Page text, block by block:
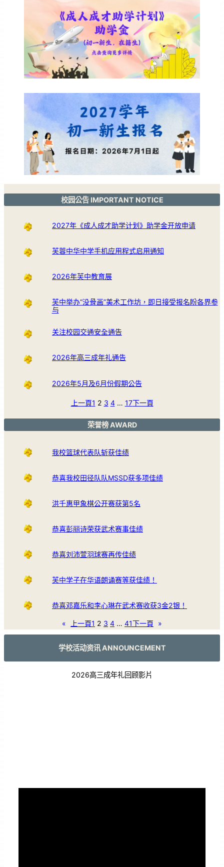
校园公告 IMPORTANT NOTICE
2027年《成人成才助学计划》助学金开放申请
芙蓉中华中学手机应用程式启用通知
2026年芙中教育展
芙中举办“没骨画”美术工作坊，即日接受报名盼各界参
与
关注校园交通安全通告
2026年高三成年礼通告
2026年5月及6月份假期公告
上一頁1 2 3 4 … 17下一頁
荣誉榜 AWARD
我校篮球代表队斩获佳绩
恭喜我校田径队队MSSD获多项佳绩
洪千惠甲象棋公开赛获第5名
恭喜彭丽诗荣获武术赛事佳绩
恭喜刘沛萱羽球赛再传佳绩
芙中学子在华语朗诵赛等获佳绩！
恭喜邓嘉乐和李心琳在武术赛收获3金2银！
« 上一頁1 2 3 4 … 41下一頁 »
学校活动资讯 ANNOUNCEMENT
2026高三成年礼回顾影片